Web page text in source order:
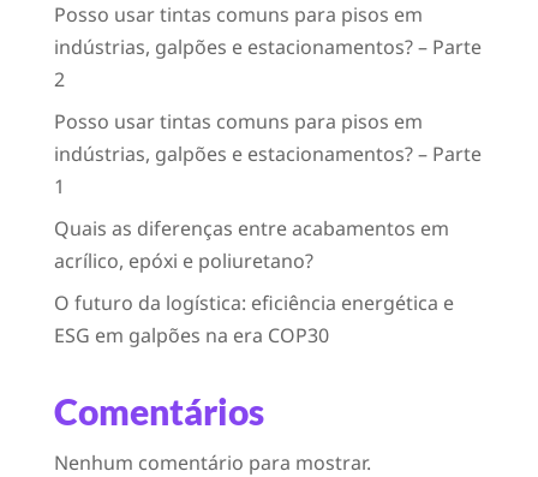
Posso usar tintas comuns para pisos em
indústrias, galpões e estacionamentos? – Parte
2
Posso usar tintas comuns para pisos em
indústrias, galpões e estacionamentos? – Parte
1
Quais as diferenças entre acabamentos em
acrílico, epóxi e poliuretano?
O futuro da logística: eficiência energética e
ESG em galpões na era COP30
Comentários
Nenhum comentário para mostrar.